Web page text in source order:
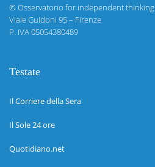
©Osservatorio for independent thinking
Viale Guidoni 95 – Firenze
P. IVA 05054380489
Testate
Il Corriere della Sera
Il Sole 24 ore
Quotidiano.net